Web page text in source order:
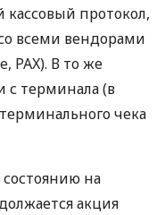
протокол,
всеми вендорами
PAX). В то же
с терминала (в
чека
на
акция